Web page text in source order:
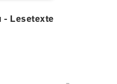
- Lesetexte